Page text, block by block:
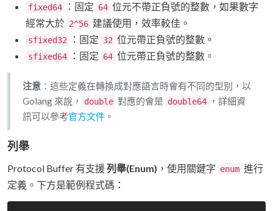
fixed64 ：固定 64 位元不帶正負號的整數，如果數字
經常大於 2^56 建議使用，效率較佳。
sfixed32 ：固定 32 位元帶正負號的整數。
sfixed64 ：固定 64 位元帶正負號的整數。
注意 ：這些定義在轉換成對應語言時會有不同的型別，以
Golang 來說，
double 對應的會是 double64
，詳細資
訊可以參考官方文件 。
列舉
Protocol Buffer 有支援列舉(Enum) ，使用關鍵字 enum 進行
定義。下方是範例程式碼：